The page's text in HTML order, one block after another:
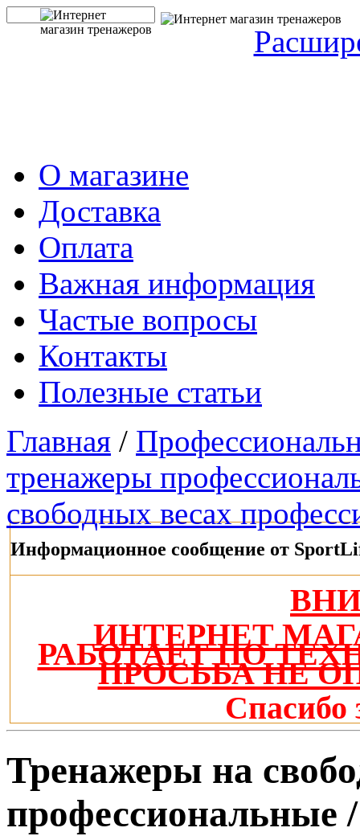
О магазине
Доставка
Оплата
Важная информация
Частые вопросы
Контакты
Полезные статьи
Главная /
тренажеры
свободных весах
Информационное сообщение от
ИНТЕРНЕТ
РАБОТАЕТ ПО
ПРОСЬБА НЕ
Спасибо
Тренажеры на
профессиональные